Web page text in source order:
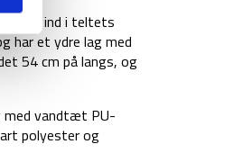
går ind i teltets
har et ydre lag med
54 cm på langs, og
med vandtæt PU-
polyester og